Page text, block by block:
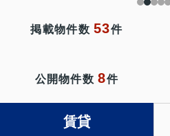
掲載物件数53件
公開物件数8件
賃貸